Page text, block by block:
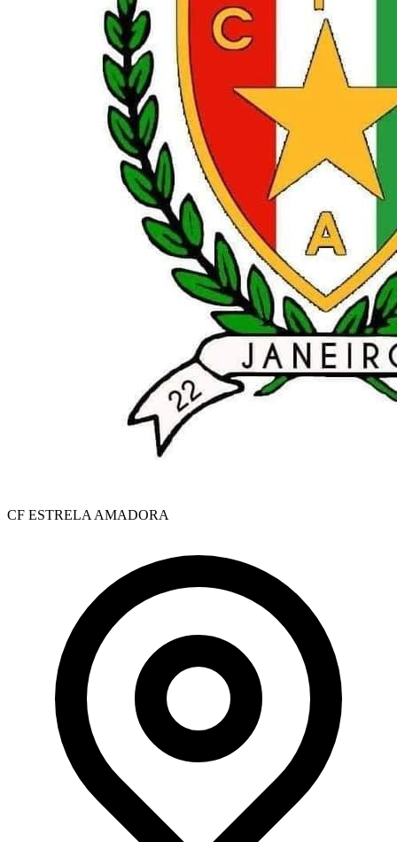
CF ESTRELA AMADORA